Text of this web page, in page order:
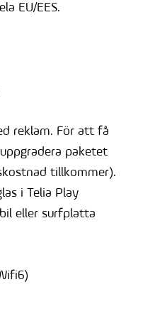
EU/EES.
reklam. För att få
paketet
tillkommer).
i Telia Play
eller surfplatta